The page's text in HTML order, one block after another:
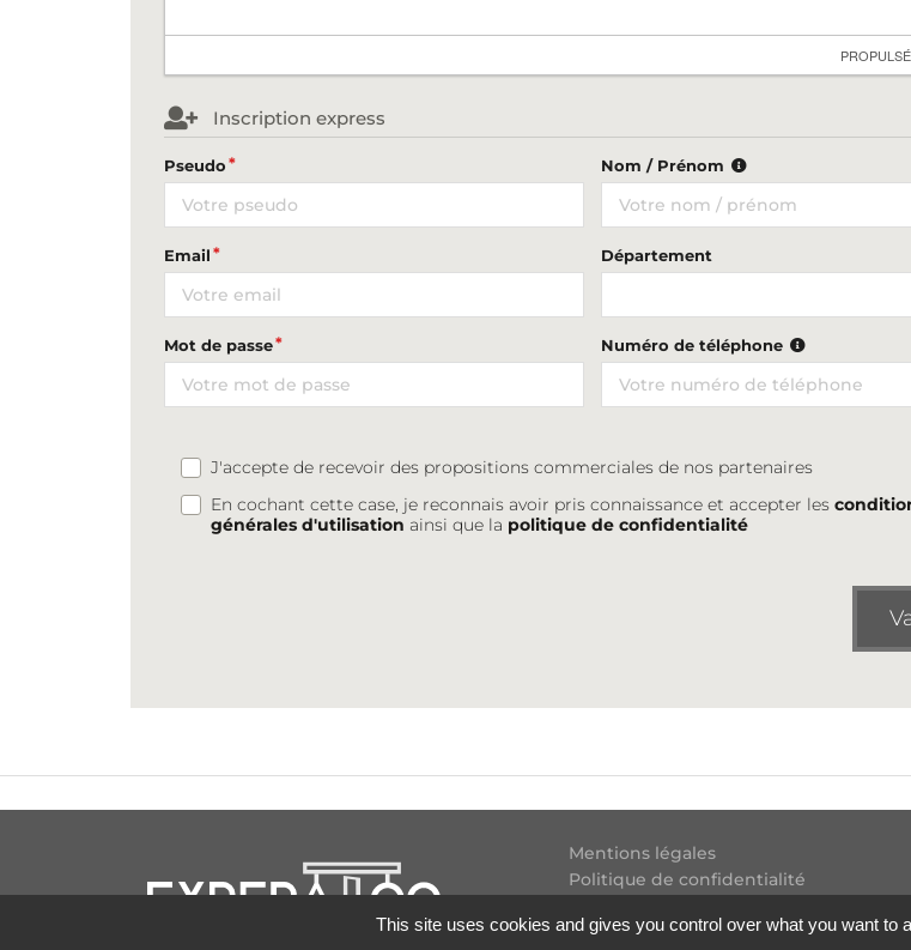
Inscription express
Pseudo Nom / Prénom
Email Département
Mot de passe Numéro de téléphone
J'accepte de recevoir des propositions commerciales de nos partenaires
En cochant cette case, je reconnais avoir pris connaissance et accepter les
générales d'utilisation ainsi que la politique de confidentialité
Mentions légales
Politique de confidentialité
2026 Experatoo.com -
This site uses cookies and gives you control over what you want to